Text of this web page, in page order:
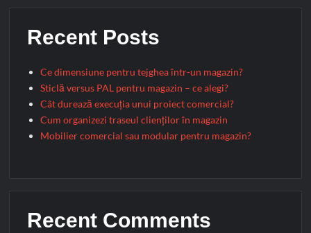
Recent Posts
Ce dimensiune pentru tejghea într-un magazin?
Sticlă versus PAL pentru magazin – ce alegi?
Cât durează execuția unui proiect comercial?
Cum organizezi traseul clienților în magazin
Mobilier comercial sau modular pentru magazin?
Recent Comments